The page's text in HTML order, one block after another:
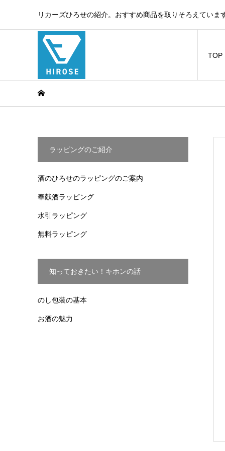
リカーズひろせの紹介。おすすめ商品を取りそろえていま
TOP
ラッピングのご紹介
酒のひろせのラッピングのご案内
奉献酒ラッピング
水引ラッピング
無料ラッピング
知っておきたい！キホンの話
のし包装の基本
お酒の魅力